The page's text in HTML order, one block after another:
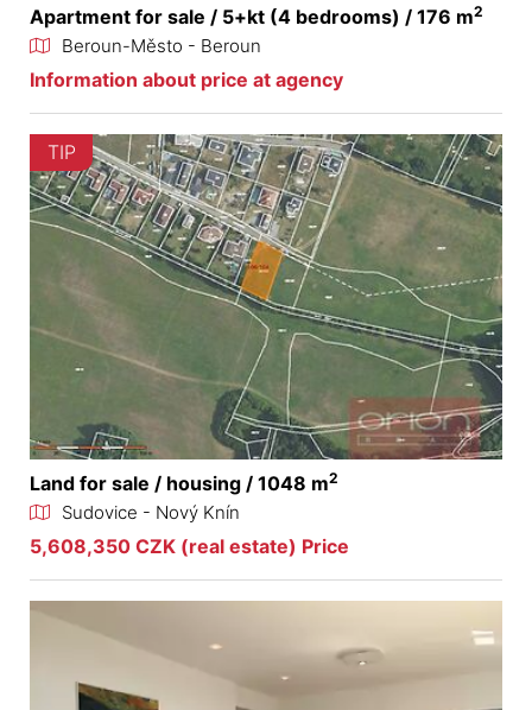
Apartment for sale / 5+kt (4 bedrooms) / 176 m2
Beroun-Město - Beroun
Information about price at agency
TIP
Land for sale / housing / 1048 m2
Sudovice - Nový Knín
5,608,350 CZK (real estate) Price